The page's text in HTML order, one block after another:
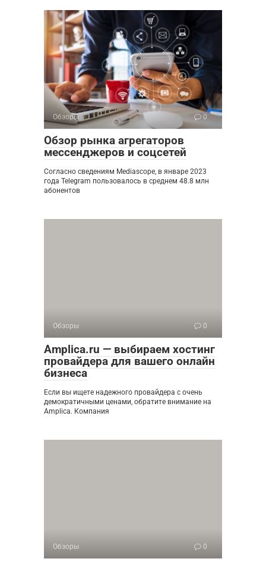
Обзоры 0
Обзор рынка агрегаторов
мессенджеров и соцсетей
Согласно сведениям Mediascope, в январе 2023
года Telegram пользовалось в среднем 48.8 млн
абонентов
Обзоры 0
Amplica.ru — выбираем хостинг
провайдера для вашего онлайн
бизнеса
Если вы ищете надежного провайдера с очень
демократичными ценами, обратите внимание на
Amplica. Компания
Обзоры 0